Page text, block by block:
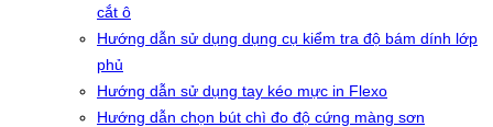
cắt ô
Hướng dẫn sử dụng dụng cụ kiểm tra độ bám dính lớp
phủ
Hướng dẫn sử dụng tay kéo mực in Flexo
Hướng dẫn chọn bút chì đo độ cứng màng sơn